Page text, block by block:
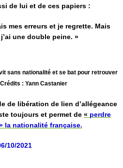
de lui et de ces papiers :
mes erreurs et je regrette. Mais
une double peine. »
sans nationalité et se bat pour retrouver
: Yann Castanier
de libération de lien d’allégeance
toujours et permet de « perdre
la nationalité française.
10/2021